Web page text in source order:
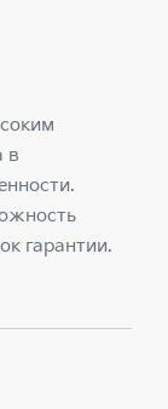
в
гарантии.